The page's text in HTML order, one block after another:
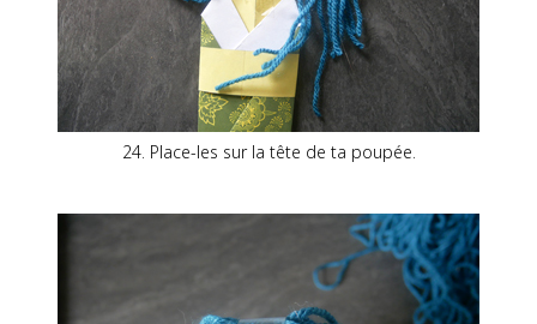
24. Place-les sur la tête de ta poupée.